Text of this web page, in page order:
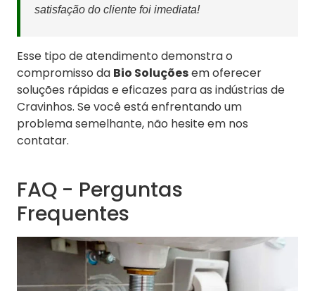
satisfação do cliente foi imediata!
Esse tipo de atendimento demonstra o
compromisso da Bio Soluçõesem oferecer
soluções rápidas e eficazes para as indústrias de
Cravinhos. Se você está enfrentando um
problema semelhante, não hesite em nos
contatar.
FAQ - Perguntas
Frequentes